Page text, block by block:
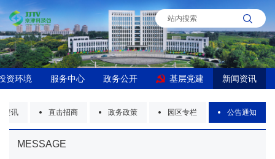
资环境 服务中心 政务公开 基层党建 新闻资讯
资讯 直击招商 政务政策 园区专栏 公告通知
MESSAGE